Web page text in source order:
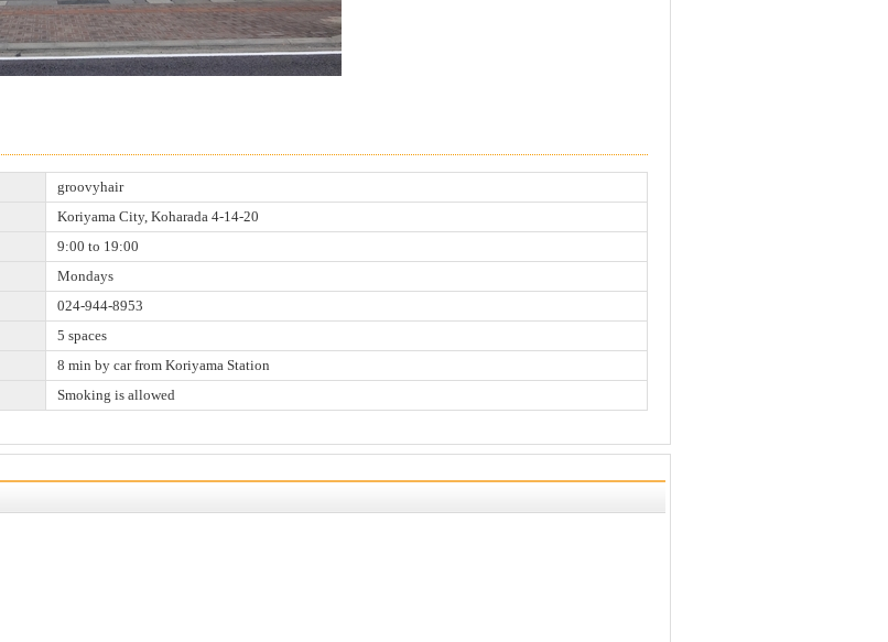
groovyhair
Koriyama City, Koharada 4-14-20
9:00 to 19:00
Mondays
024-944-8953
5 spaces
8 min by car from Koriyama Station
Smoking is allowed